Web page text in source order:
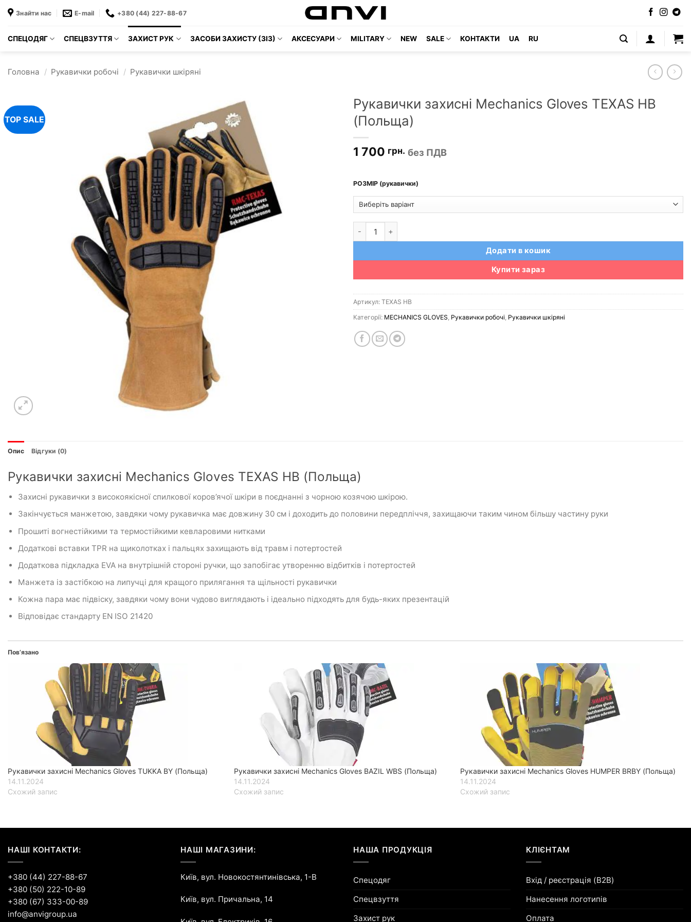
Знайти нас E-mail +380 (44) 227-88-67
СПЕЦОДЯГ СПЕЦВЗУТТЯ ЗАХИСТ РУК ЗАСОБИ ЗАХИСТУ (ЗІЗ) АКСЕСУАРИ MILITARY NEW SALE КОНТАКТИ UA RU
Головна / Рукавички робочі / Рукавички шкіряні
TOP SALE
Рукавички захисні Mechanics Gloves TEXAS HB
(Польща)
1 700 грн. без ПДВ
РОЗМІР (рукавички)
Додати в кошик
Купити зараз
Артикул: TEXAS HB
Категорії: MECHANICS GLOVES Рукавички робочі Рукавички шкіряні
Опис Відгуки (0)
Рукавички захисні Mechanics Gloves TEXAS HB (Польща)
Захисні рукавички з високоякісної спилкової коров’ячої шкіри в поєднанні з чорною козячою шкірою.
Закінчується манжетою, завдяки чому рукавичка має довжину 30 см і доходить до половини передпліччя, захищаючи таким чином більшу частину руки
Прошиті вогнестійкими та термостійкими кевларовими нитками
Додаткові вставки TPR на щиколотках і пальцях захищають від травм і потертостей
Додаткова підкладка EVA на внутрішній стороні ручки, що запобігає утворенню відбитків і потертостей
Манжета із застібкою на липучці для кращого прилягання та щільності рукавички
Кожна пара має підвіску, завдяки чому вони чудово виглядають і ідеально підходять для будь-яких презентацій
Відповідає стандарту EN ISO 21420
Пов’язано
Рукавички захисні Mechanics Gloves TUKKA BY (Польща)
14.11.2024
Схожий запис
Рукавички захисні Mechanics Gloves BAZIL WBS (Польща)
14.11.2024
Схожий запис
Рукавички захисні Mechanics Gloves HUMPER BRBY (Польща)
14.11.2024
Схожий запис
НАШІ КОНТАКТИ:
+380 (44) 227-88-67
+380 (50) 222-10-89
+380 (67) 333-00-89
info@anvigroup.ua
НАШІ МАГАЗИНИ:
Київ, вул. Новокостянтинівська, 1-В
Київ, вул. Причальна, 14
НАША ПРОДУКЦІЯ
Спецодяг
Спецвзуття
Захист рук
КЛІЄНТАМ
Вхід / реєстрація (B2B)
Нанесення логотипів
Оплата